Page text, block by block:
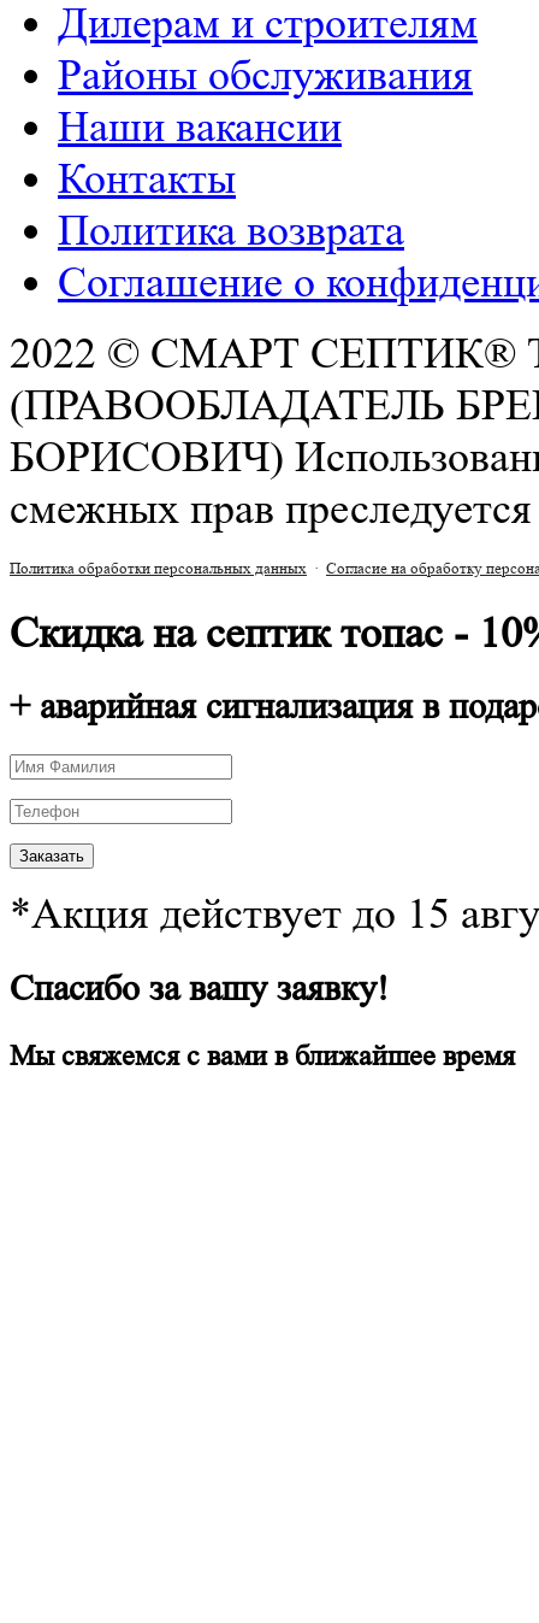
Дилерам и строителям
Районы обслуживания
Наши вакансии
Контакты
Политика возврата
Соглашение о
2022 © СМАРТ
(ПРАВООБЛАДАТЕЛЬ
БОРИСОВИЧ)
смежных прав
Политика обработки персональных данных · Согласие на обработку
Скидка на септик топас -
+ аварийная сигнализация в
*Акция действует до 15
Спасибо за вашу заявку!
Мы свяжемся с вами в ближайшее время
РАСЧЕТ СМЕТЫ ОНЛАЙН!